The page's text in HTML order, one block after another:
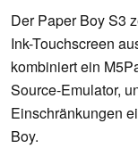
Der Paper Boy S3
Ink-Touchscreen
kombiniert ein
Source-Emulator,
Einschränkungen
Boy.